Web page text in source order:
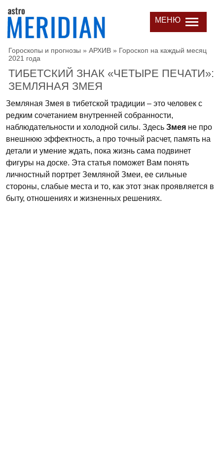
МЕНЮ
Гороскопы и прогнозы » АРХИВ » Гороскоп на каждый месяц
2021 года
ТИБЕТСКИЙ ЗНАК «ЧЕТЫРЕ ПЕЧАТИ»:
ЗЕМЛЯНАЯ ЗМЕЯ
Земляная Змея в тибетской традиции – это человек с
редким сочетанием внутренней собранности,
наблюдательности и холодной силы. Здесь Змея не про
внешнюю эффектность, а про точный расчет, память на
детали и умение ждать, пока жизнь сама подвинет
фигуры на доске. Эта статья поможет Вам понять
личностный портрет Земляной Змеи, ее сильные
стороны, слабые места и то, как этот знак проявляется в
быту, отношениях и жизненных решениях.